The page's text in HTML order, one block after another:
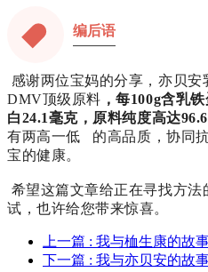
编后语
感谢两位宝妈的分享， 亦贝安
DMV顶级原料 ，每100g含乳
白24.1毫克，原料纯度高达
有两高一低 的高品质，协同
宝的健康。
希望这篇文章给正在寻找方法
试，也许给您带来惊喜。
上一篇 : 我与桖生康的故
下一篇 : 我与亦贝安的故